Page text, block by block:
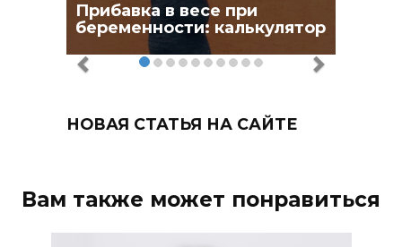
Прибавка в весе при
беременности: калькулятор
НОВАЯ СТАТЬЯ НА САЙТЕ
Вам также может понравиться